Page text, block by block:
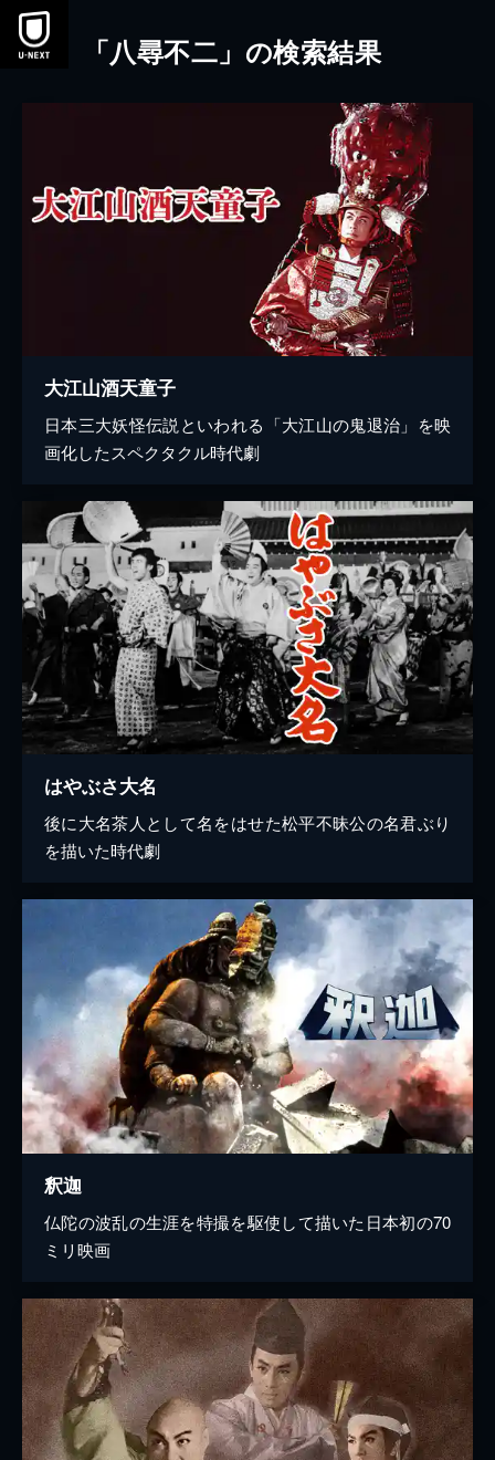
本文へスキップ
「八尋不二」の検索結果
大江山酒天童子
日本三大妖怪伝説といわれる「大江山の鬼退治」を映
画化したスペクタクル時代劇
はやぶさ大名
後に大名茶人として名をはせた松平不昧公の名君ぶり
を描いた時代劇
釈迦
仏陀の波乱の生涯を特撮を駆使して描いた日本初の70
ミリ映画